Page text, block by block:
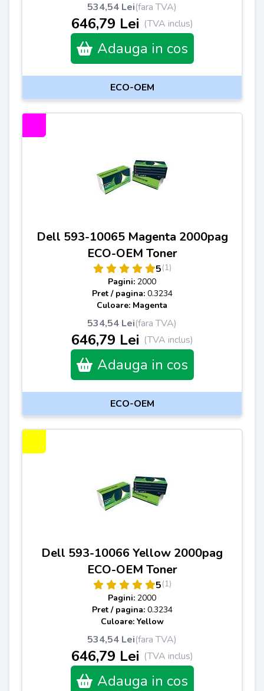
534,54 Lei(fara TVA)
646,79 Lei (TVA inclus)
Adauga in cos
ECO-OEM
Dell 593-10065 Magenta 2000pag
ECO-OEM Toner
5(1)
Pagini: 2000
Pret / pagina: 0.3234
Culoare: Magenta
534,54 Lei(fara TVA)
646,79 Lei (TVA inclus)
Adauga in cos
ECO-OEM
Dell 593-10066 Yellow 2000pag
ECO-OEM Toner
5(1)
Pagini: 2000
Pret / pagina: 0.3234
Culoare: Yellow
534,54 Lei(fara TVA)
646,79 Lei (TVA inclus)
Adauga in cos